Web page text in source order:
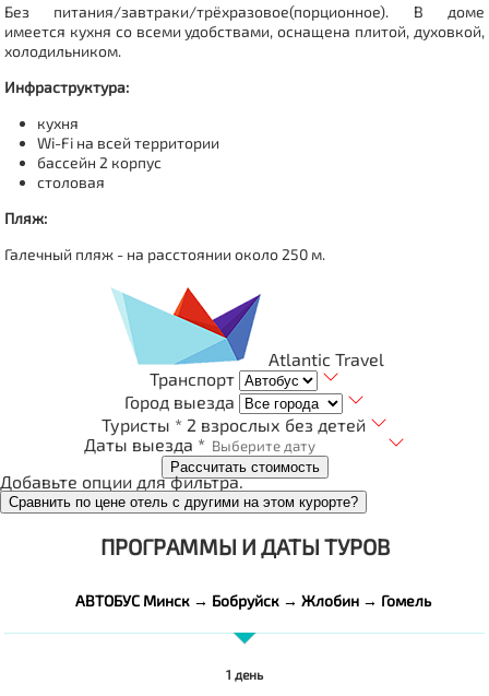
Без питания/завтраки/трёхразовое(порционное). В доме
имеется кухня со всеми удобствами, оснащена плитой, духовкой,
холодильником.
Инфраструктура:
кухня
Wi-Fi на всей территории
бассейн 2 корпус
столовая
Пляж:
Галечный пляж - на расстоянии около 250 м.
Atlantic Travel
Транспорт
Город выезда
Туристы * 2 взрослых без детей
Даты выезда *
Рассчитать стоимость
Добавьте опции для фильтра.
Сравнить по цене отель с другими на этом курорте?
ПРОГРАММЫ И ДАТЫ ТУРОВ
АВТОБУС Минск → Бобруйск → Жлобин → Гомель
1 день